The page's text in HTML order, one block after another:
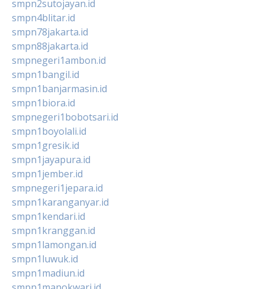
smpn2sutojayan.id
smpn4blitar.id
smpn78jakarta.id
smpn88jakarta.id
smpnegeri1ambon.id
smpn1bangil.id
smpn1banjarmasin.id
smpn1biora.id
smpnegeri1bobotsari.id
smpn1boyolali.id
smpn1gresik.id
smpn1jayapura.id
smpn1jember.id
smpnegeri1jepara.id
smpn1karanganyar.id
smpn1kendari.id
smpn1kranggan.id
smpn1lamongan.id
smpn1luwuk.id
smpn1madiun.id